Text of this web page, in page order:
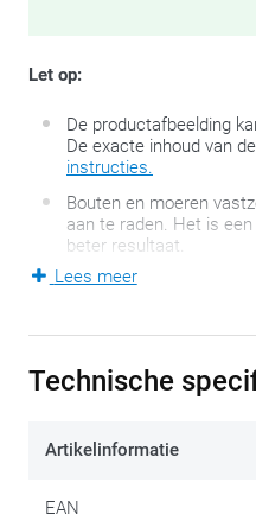
Let op:
De productafbeelding
De exacte inhoud van
instructies.
Bouten en moeren
aan te raden. Het is
beter resultaat.
een GIVI
de originele mistlichten
valbeugels
Voor alles bestaat een
Lees meer
Technische
Artikelinformatie
EAN